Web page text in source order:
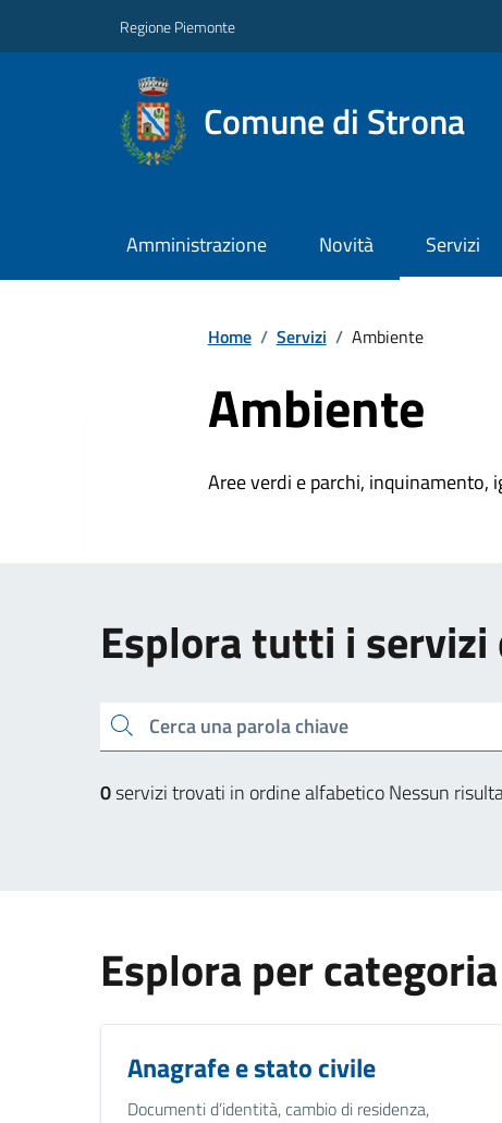
Regione Piemonte
Comune di Strona
Amministrazione Novità Servizi
Home / Servizi / Ambiente
Ambiente
Aree verdi e parchi, inquinamento,
Esplora tutti i
Cerca una parola chiave
0servizi trovati in ordine alfabeticoNessun
Esplora per categoria
Anagrafe e stato civile
Documenti d’identità, cambio di residenza,